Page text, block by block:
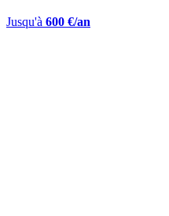
Jusqu'à 600 €/an